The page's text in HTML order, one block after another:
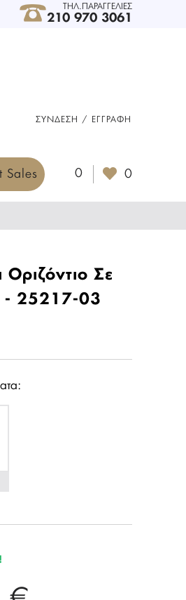
ΣΎΝΔΕΣΗ / ΕΓΓΡΑΦΉ
0 0
ΤΗΛ.ΠΑΡΑΓΓΕΛΙΕΣ
210 970 3061
Sales
Σε
- 25217-03